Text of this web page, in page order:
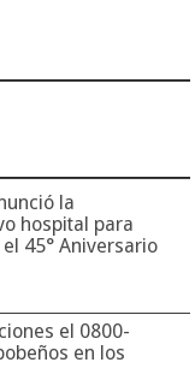
la
hospital para
el 45° Aniversario
el 0800-
en los